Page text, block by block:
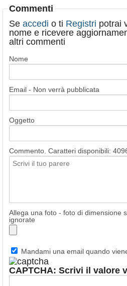
Commenti
Se accedi o ti Registri potrai
nome e ricevere
altri commenti
Nome
Email - Non verrà pubblicata
Oggetto
Commento. Caratteri disponibili:
Allega una foto - foto di dimensione
ignorate
Mandami una email quando
CAPTCHA: Scrivi il valore